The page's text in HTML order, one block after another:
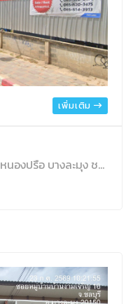
เพิ่มเติม
ที่ดินว่างเปล่าติดถนนพัทยาสาย 3 หนองปรือ บางละมุง ชลบุรี